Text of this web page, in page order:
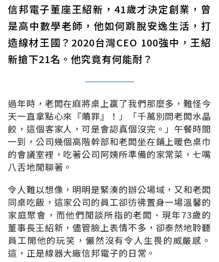
信邦電子董座王紹新，41歲才決定創業，曾
是高中數學老師，他如何跳脫安逸生活，打
造線材王國？2020台灣CEO 100強中，王紹
新搶下21名。他究竟有何能耐？
過年時，老闆在麻將桌上贏了我們那麼多，難怪今
天一直拿點心來『贖罪』！」「千萬別問老闆水晶
餃，這個客家人，可是會認真個沒完。」午餐時間
一到，公司幾個高階幹部和老闆坐在鋪上暖色桌巾
的會議室裡，吃著公司阿姨所準備的家常菜，七嘴
八舌地閒聊著。
令人難以想像，明明是緊湊的辦公場域，又和老闆
同桌吃飯，這家公司的員工卻彷彿置身一場溫馨的
家庭聚會，而他們閒談所指的老闆、現年73歲的
董事長王紹新，儘管臉上表情不多，卻泰然地聆聽
員工開他的玩笑，儼然沒有令人生畏的威嚴感。
這，正是線器大廠信邦電子的日常。